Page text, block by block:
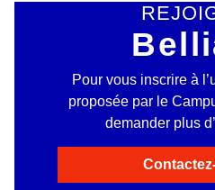
Pour vous inscrire à
proposée par le
demander plus